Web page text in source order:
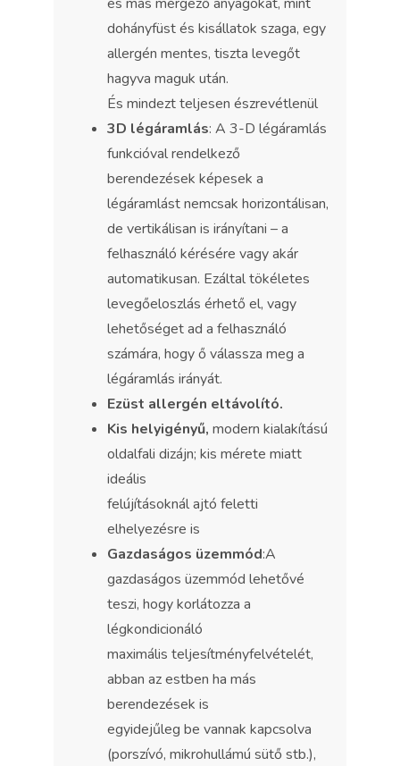
dohányfüst és kisállatok szaga, egy
allergén mentes, tiszta levegőt
hagyva maguk után.
És mindezt teljesen észrevétlenül
3D légáramlás: A 3-D légáramlás
funkcióval rendelkező
berendezések képesek a
légáramlást nemcsak horizontálisan,
de vertikálisan is irányítani – a
felhasználó kérésére vagy akár
automatikusan. Ezáltal tökéletes
levegőeloszlás érhető el, vagy
lehetőséget ad a felhasználó
számára, hogy ő válassza meg a
légáramlás irányát.
Ezüst allergén eltávolító.
Kis helyigényű, modern kialakítású
oldalfali dizájn; kis mérete miatt
ideális
felújításoknál ajtó feletti
elhelyezésre is
Gazdaságos üzemmód:A
gazdaságos üzemmód lehetővé
teszi, hogy korlátozza a
légkondicionáló
maximális teljesítményfelvételét,
abban az estben ha más
berendezések is
egyidejűleg be vannak kapcsolva
(porszívó, mikrohullámú sütő stb.),